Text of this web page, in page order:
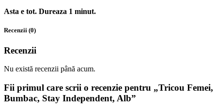
Asta e tot. Dureaza 1 minut.
Recenzii (0)
Recenzii
Nu există recenzii până acum.
Fii primul care scrii o recenzie pentru „Tricou Femei,
Bumbac, Stay Independent, Alb”